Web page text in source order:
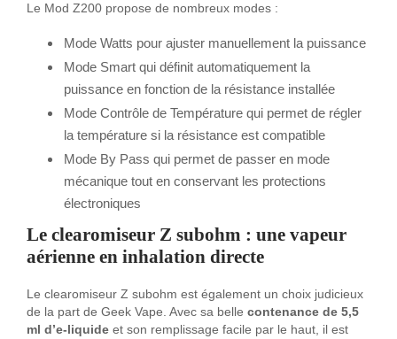
Le Mod Z200 propose de nombreux modes :
Mode Watts pour ajuster manuellement la puissance
Mode Smart qui définit automatiquement la
puissance en fonction de la résistance installée
Mode Contrôle de Température qui permet de régler
la température si la résistance est compatible
Mode By Pass qui permet de passer en mode
mécanique tout en conservant les protections
électroniques
Le clearomiseur Z subohm : une vapeur
aérienne en inhalation directe
Le clearomiseur Z subohm est également un choix judicieux
de la part de Geek Vape. Avec sa belle contenance de 5,5
ml d’e-liquide et son remplissage facile par le haut, il est